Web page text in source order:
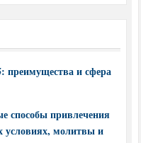
преимущества и сфера
способы привлечения
условиях, молитвы и